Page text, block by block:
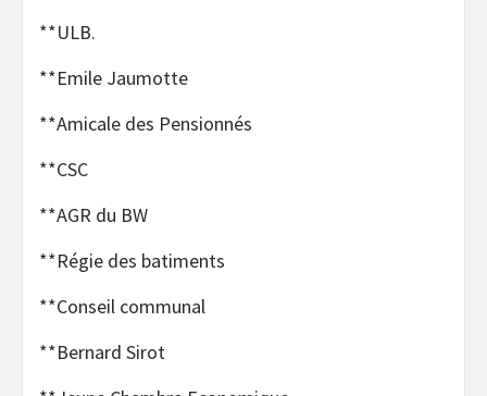
**ULB.
**Emile Jaumotte
**Amicale des Pensionnés
**CSC
**AGR du BW
**Régie des batiments
**Conseil communal
**Bernard Sirot